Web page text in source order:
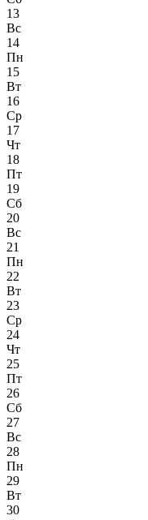
13
Вс
14
Пн
15
Вт
16
Ср
17
Чт
18
Пт
19
Сб
20
Вс
21
Пн
22
Вт
23
Ср
24
Чт
25
Пт
26
Сб
27
Вс
28
Пн
29
Вт
30